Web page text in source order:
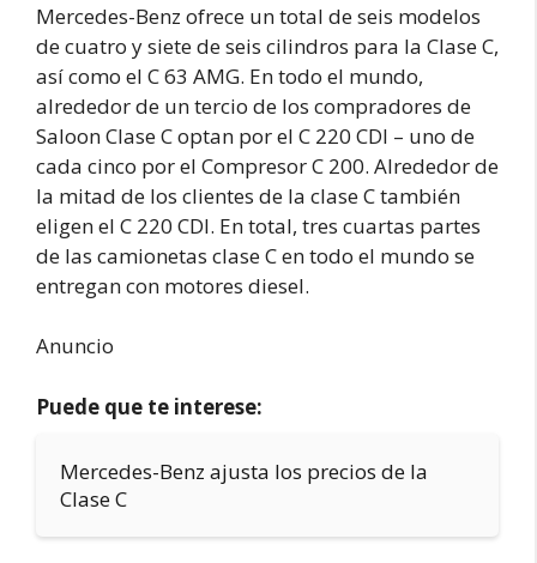
Mercedes-Benz ofrece un total de seis modelos
de cuatro y siete de seis cilindros para la Clase C,
así como el C 63 AMG. En todo el mundo,
alrededor de un tercio de los compradores de
Saloon Clase C optan por el C 220 CDI – uno de
cada cinco por el Compresor C 200. Alrededor de
la mitad de los clientes de la clase C también
eligen el C 220 CDI. En total, tres cuartas partes
de las camionetas clase C en todo el mundo se
entregan con motores diesel.
Anuncio
Puede que te interese:
Mercedes-Benz ajusta los precios de la
Clase C